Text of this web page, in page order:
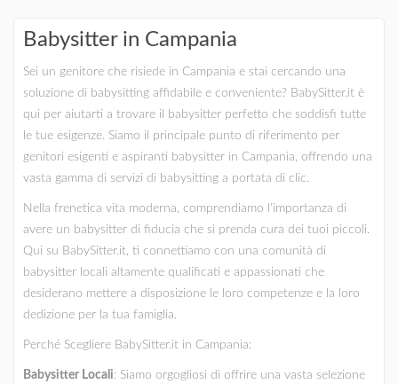
Babysitter in Campania
Sei un genitore che risiede in Campania e stai cercando una
soluzione di babysitting affidabile e conveniente? BabySitter.it è
qui per aiutarti a trovare il babysitter perfetto che soddisfi tutte
le tue esigenze. Siamo il principale punto di riferimento per
genitori esigenti e aspiranti babysitter in Campania, offrendo una
vasta gamma di servizi di babysitting a portata di clic.
Nella frenetica vita moderna, comprendiamo l'importanza di
avere un babysitter di fiducia che si prenda cura dei tuoi piccoli.
Qui su BabySitter.it, ti connettiamo con una comunità di
babysitter locali altamente qualificati e appassionati che
desiderano mettere a disposizione le loro competenze e la loro
dedizione per la tua famiglia.
Perché Scegliere BabySitter.it in Campania:
Babysitter Locali: Siamo orgogliosi di offrire una vasta selezione